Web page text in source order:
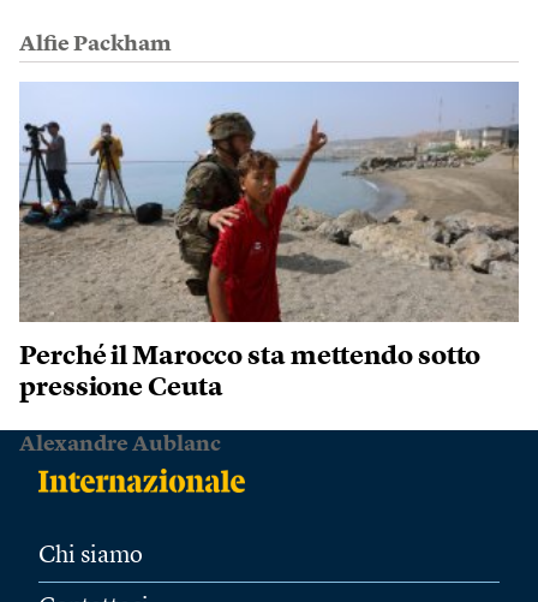
Alfie Packham
Perché il Marocco sta mettendo sotto
pressione Ceuta
Alexandre Aublanc
Chi siamo